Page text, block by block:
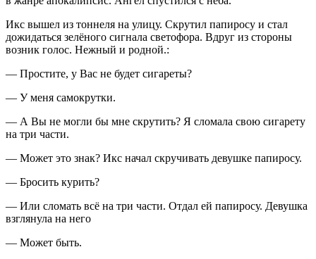
Икс вышел из тоннеля на улицу. Скрутил папиросу и стал
дожидаться зелёного сигнала светофора. Вдруг из стороны
возник голос. Нежный и родной.:
— Простите, у Вас не будет сигареты?
— У меня самокрутки.
— А Вы не могли бы мне скрутить? Я сломала свою сигарету
на три части.
— Может это знак? Икс начал скручивать девушке папиросу.
— Бросить курить?
— Или сломать всё на три части. Отдал ей папиросу. Девушка
взглянула на него
— Может быть.